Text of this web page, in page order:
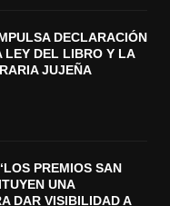
DECLARACIÓN
LEY DEL LIBRO Y LA
JUJEÑA
PREMIOS SAN
UNA
DAR VISIBILIDAD A